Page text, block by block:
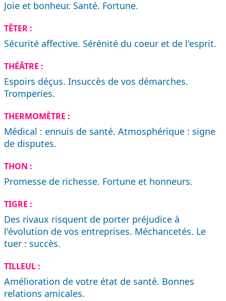
Joie et bonheur. Santé. Fortune.
TÊTER :
Sécurité affective. Sérénité du coeur et de l'esprit.
THÉÂTRE :
Espoirs déçus. Insuccès de vos démarches.
Tromperies.
THERMOMÈTRE :
Médical : ennuis de santé. Atmosphérique : signe
de disputes.
THON :
Promesse de richesse. Fortune et honneurs.
TIGRE :
Des rivaux risquent de porter préjudice à
l'évolution de vos entreprises. Méchancetés. Le
tuer : succès.
TILLEUL :
Amélioration de votre état de santé. Bonnes
relations amicales.